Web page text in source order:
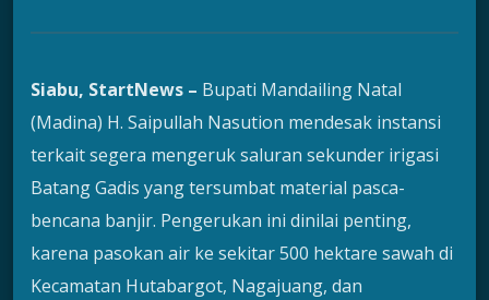
Siabu, StartNews – Bupati Mandailing Natal
(Madina) H. Saipullah Nasution mendesak instansi
terkait segera mengeruk saluran sekunder irigasi
Batang Gadis yang tersumbat material pasca-
bencana banjir. Pengerukan ini dinilai penting,
karena pasokan air ke sekitar 500 hektare sawah di
Kecamatan Hutabargot, Nagajuang, dan